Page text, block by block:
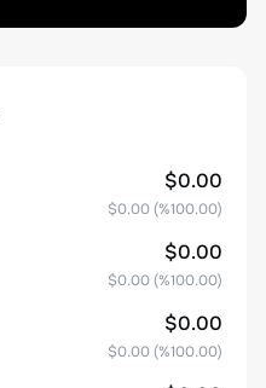
$0.00
$0.00 (%100.00)
$0.00
$0.00 (%100.00)
$0.00
$0.00 (%100.00)